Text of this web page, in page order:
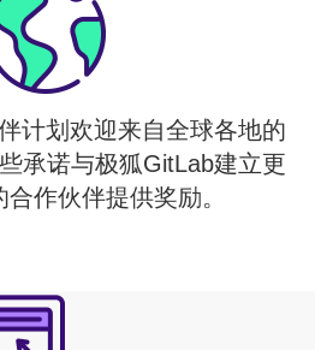
计划欢迎来自全球各地的
承诺与极狐GitLab建立更
作伙伴提供奖励。